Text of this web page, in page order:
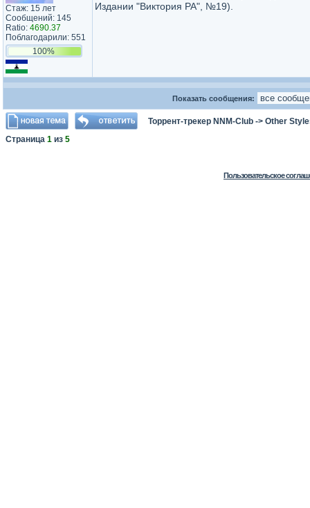
Стаж: 15 лет
Сообщений: 145
Ratio: 4690.37
Поблагодарили: 551
100%
Издании "Виктория РА", №19).
Показать сообщения:
Торрент-трекер NNM-Club -> Other
Страница 1 из 5
Пользовательское